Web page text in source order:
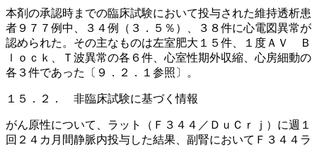
本剤の承認時までの臨床試験において投与された維持透析患
者９７７例中、３４例（３．５％）、３８件に心電図異常が
認められた。その主なものは左室肥大１５件、１度ＡＶ Ｂ
ｌｏｃｋ、Ｔ波異常の各６件、心室性期外収縮、心房細動の
各３件であった〔９．２．１参照〕。
１５．２． 非臨床試験に基づく情報
がん原性について、ラット（Ｆ３４４／ＤｕＣｒｊ）に週１
回２４カ月間静脈内投与した結果、副腎においてＦ３４４ラ